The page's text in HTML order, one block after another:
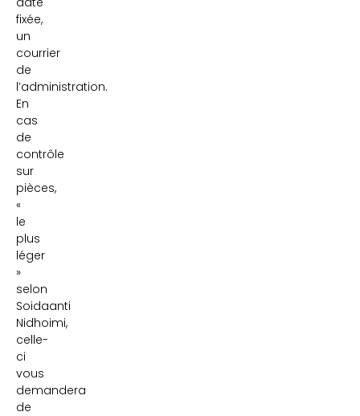
fixée,
un
courrier
de
l’administration.
En
cas
de
contrôle
sur
pièces,
«
le
plus
léger
»
selon
Soidaanti
Nidhoimi,
celle-
ci
vous
demandera
de